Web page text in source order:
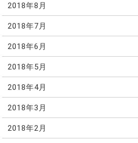
2018年8月
2018年7月
2018年6月
2018年5月
2018年4月
2018年3月
2018年2月